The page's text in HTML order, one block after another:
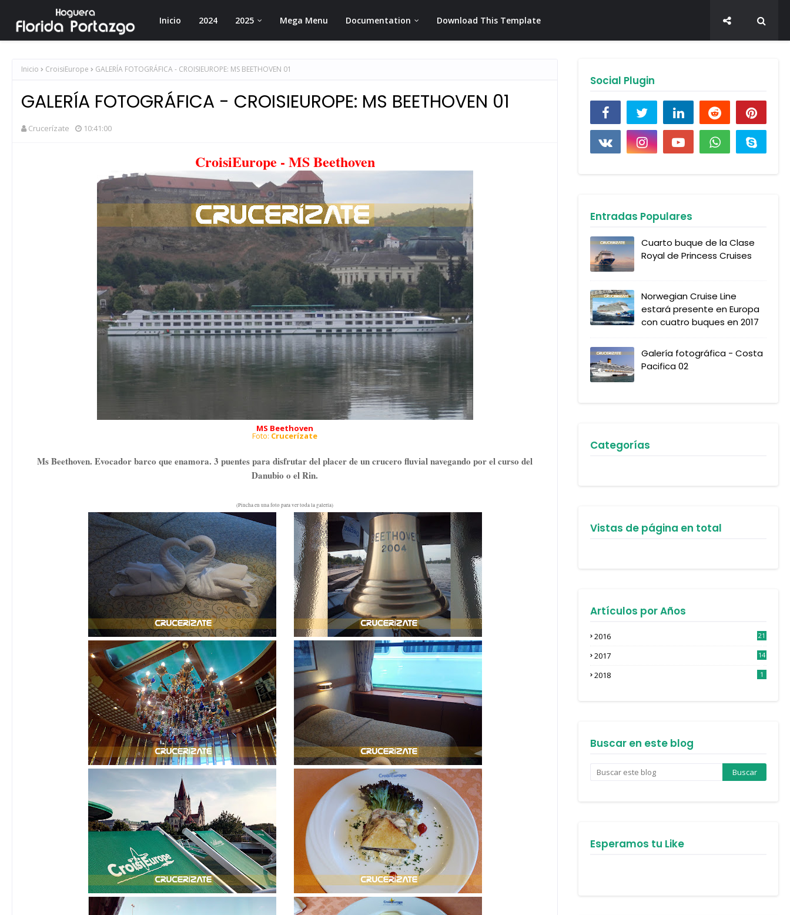
Inicio 2024 2025 Mega Menu Documentation Download This Template
Inicio CroisiEurope GALERÍA FOTOGRÁFICA - CROISIEUROPE: MS BEETHOVEN 01
GALERÍA FOTOGRÁFICA - CROISIEUROPE: MS BEETHOVEN 01
Crucerízate 10:41:00
CroisiEurope - MS Beethoven
MS Beethoven
Foto: Crucerízate
Ms Beethoven. Evocador barco que enamora. 3 puentes para disfrutar del placer de un crucero fluvial navegando por el curso del
Danubio o el Rin.
(Pincha en una foto para ver toda la galería)
Social Plugin
Entradas Populares
Cuarto buque de la Clase
Royal de Princess Cruises
Norwegian Cruise Line
estará presente en Europa
con cuatro buques en 2017
Galería fotográfica - Costa
Pacifica 02
Categorías
Vistas de página en total
Artículos por Años
2016
21
2017
14
2018 1
Buscar en este blog
Esperamos tu Like